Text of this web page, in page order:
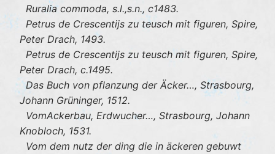
Ruralia commoda, s.l.,s.n., c1483.
Petrus de Crescentijs zu teusch mit figuren, Spire,
Peter Drach, 1493.
Petrus de Crescentijs zu teusch mit figuren, Spire,
Peter Drach, c.1495.
Das Buch von pflanzung der Äcker…, Strasbourg,
Johann Grüninger, 1512.
VomAckerbau, Erdwucher…, Strasbourg, Johann
Knobloch, 1531.
Vom dem nutz der ding die in äckeren gebuwt